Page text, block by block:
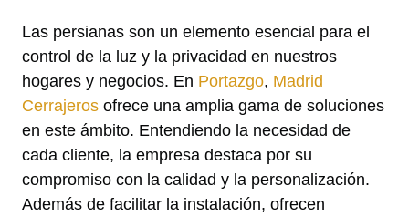
Las persianas son un elemento esencial para el
control de la luz y la privacidad en nuestros
hogares y negocios. En Portazgo, Madrid
Cerrajeros ofrece una amplia gama de soluciones
en este ámbito. Entendiendo la necesidad de
cada cliente, la empresa destaca por su
compromiso con la calidad y la personalización.
Además de facilitar la instalación, ofrecen